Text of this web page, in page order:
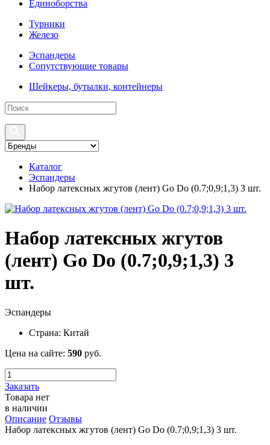
Единоборства
Турники
Железо
Эспандеры
Сопутствующие товары
Шейкеры, бутылки, контейнеры
Каталог
Эспандеры
Набор латексных жгутов (лент) Go Do (0.7;0,9;1,3) 3 шт.
Набор латексных жгутов
(лент) Go Do (0.7;0,9;1,3) 3
шт.
Эспандеры
Страна: Китай
Цена на сайте: 590 руб.
Заказать
Товара нет
в наличии
Описание Отзывы
Набор латексных жгутов (лент) Go Do (0.7;0,9;1,3) 3 шт.